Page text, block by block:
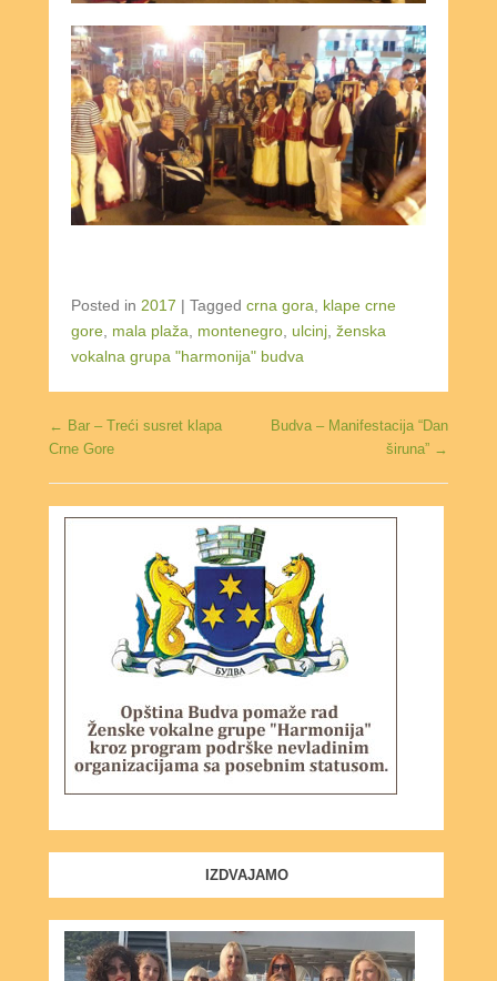
Posted in 2017 | Tagged crna gora
klape crne
gore mala plaža montenegro ulcinj ženska
vokalna grupa "harmonija" budva
Post navigation
← Bar – Treći susret klapa
Crne Gore
Budva – Manifestacija “Dan
širuna” →
IZDVAJAMO